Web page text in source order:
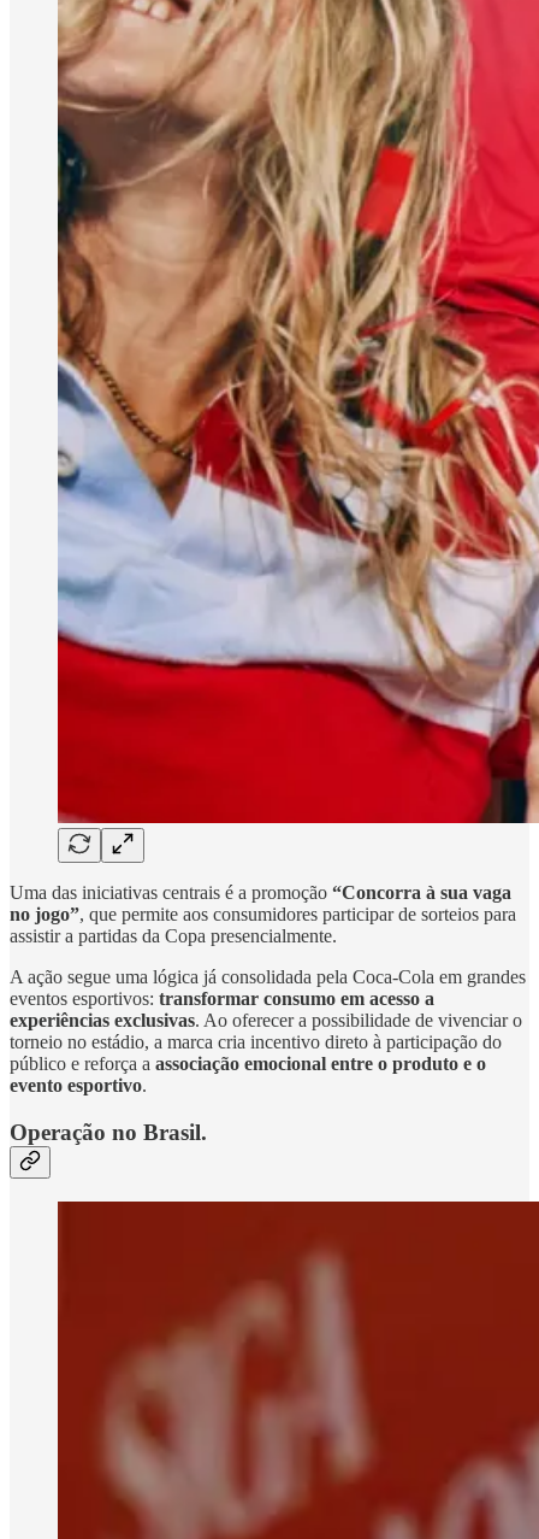
Uma das iniciativas centrais é a promoção “Concorra à sua vaga
no jogo”, que permite aos consumidores participar de sorteios para
assistir a partidas da Copa presencialmente.
A ação segue uma lógica já consolidada pela Coca-Cola em grandes
eventos esportivos: transformar consumo em acesso a
experiências exclusivas. Ao oferecer a possibilidade de vivenciar o
torneio no estádio, a marca cria incentivo direto à participação do
público e reforça a associação emocional entre o produto e o
evento esportivo.
Operação no Brasil.